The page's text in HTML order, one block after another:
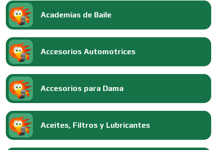
Academias de Baile
Accesorios Automotrices
Accesorios para Dama
Aceites, Filtros y Lubricantes